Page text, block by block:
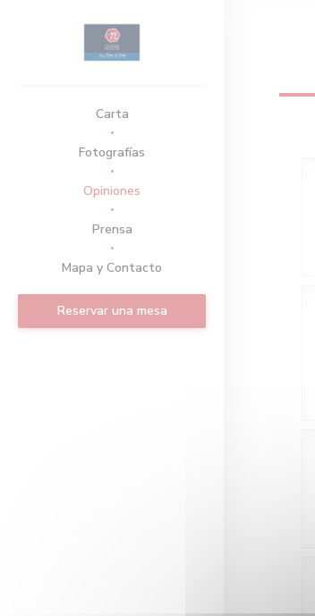
Carta
Fotografías
Opiniones
Prensa
Mapa y Contacto
Reservar una mesa